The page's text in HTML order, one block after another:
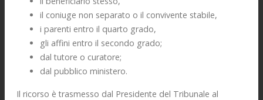
il coniuge non separato o il convivente stabile,
i parenti entro il quarto grado,
gli affini entro il secondo grado;
dal tutore o curatore;
dal pubblico ministero.
Il ricorso è trasmesso dal Presidente del Tribunale al